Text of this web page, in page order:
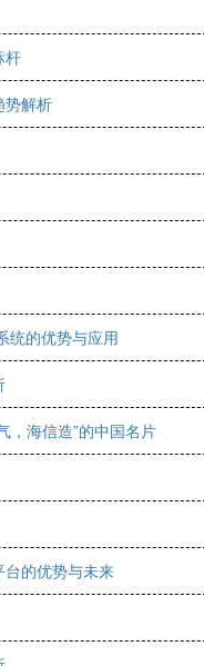
杆
势解析
的优势与应用
，海信造”的中国名片
的优势与未来